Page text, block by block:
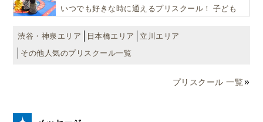
す！
異国の経験を楽しみ成長していくお子さんの姿が見ら
れるだけではありません。
いつでも好きな時に通えるプリスクール！ 子ども
自ら進んで学ぶこと、考える力を育みます
渋谷・神泉エリア 日本橋エリア
立川エリア
その他人気のプリスクール一覧
プリスクール 一覧